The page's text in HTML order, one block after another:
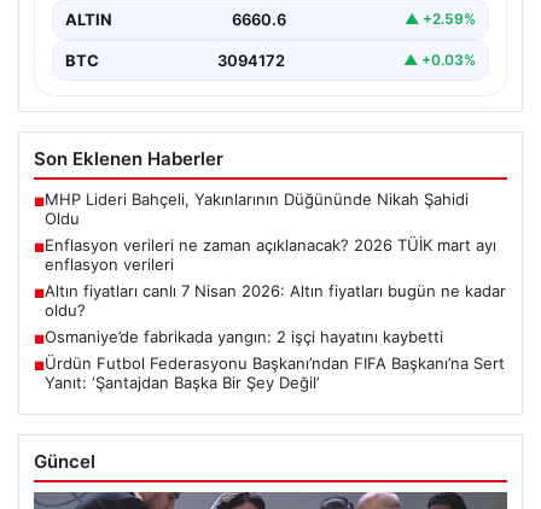
ALTIN 6660.6 ▲ +2.59%
BTC 3094172 ▲ +0.03%
Son Eklenen Haberler
■MHP Lideri Bahçeli, Yakınlarının Düğününde Nikah Şahidi
Oldu
■Enflasyon verileri ne zaman açıklanacak? 2026 TÜİK mart ayı
enflasyon verileri
■Altın fiyatları canlı 7 Nisan 2026: Altın fiyatları bugün ne kadar
oldu?
■Osmaniye’de fabrikada yangın: 2 işçi hayatını kaybetti
■Ürdün Futbol Federasyonu Başkanı’ndan FIFA Başkanı’na Sert
Yanıt: ‘Şantajdan Başka Bir Şey Değil’
Güncel